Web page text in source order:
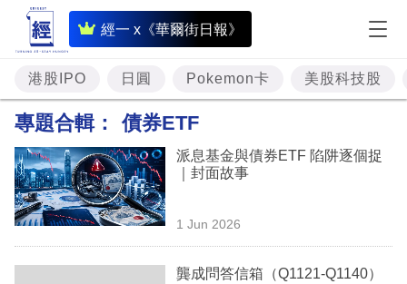
經一 x《華爾街日報》
即
時
財
經
題
投
資
樓
港股IPO 日圓 Pokemon卡 美股科技股
專題合輯： 債券ETF
派息基金與債券ETF 陷阱逐個捉
｜封面故事
1 Jun 2026
龔成問答信箱（Q1121-Q1140）